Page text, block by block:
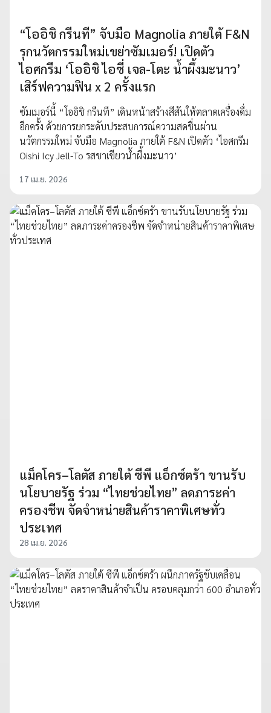
“โออิชิ กรีนที” จับมือ Magnolia ภายใต้ F&N
รุกนวัตกรรมใหม่เขย่าซัมเมอร์! เปิดตัว
ไอศกรีม ‘โออิชิ ไอซี่ เจล-โตะ น้ำผึ้งมะนาว’
เสิร์ฟความฟิน x 2 ครั้งแรก
ซัมเมอร์นี้ “โออิชิ กรีนที” เดินหน้าสร้างสีสันให้ตลาดเครื่องดื่ม
อีกครั้ง ด้วยการยกระดับประสบการณ์ความสดชื่นผ่าน
นวัตกรรมใหม่ จับมือ Magnolia ภายใต้ F&N เปิดตัว ‘ไอศกรีม
Oishi Icy Jell-To รสชาเขียวน้ำผึ้งมะนาว’
17 เม.ย. 2026
แม็คโคร–โลตัส ภายใต้ ซีพี แอ็กซ์ตร้า ขานรับ
นโยบายรัฐ ร่วม “ไทยช่วยไทย” ลดภาระค่า
ครองชีพ จัดจำหน่ายสินค้าราคาพิเศษทั่ว
ประเทศ
28 เม.ย. 2026